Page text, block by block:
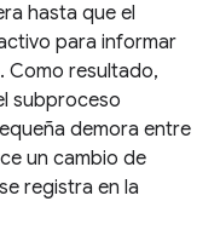
hasta que el
para informar
Como resultado,
subproceso
demora entre
un cambio de
registra en la